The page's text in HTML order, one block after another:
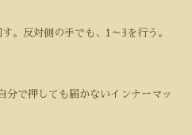
す。反対側の手でも、 1 ～3 を行う。
分で押しても届かないインナーマッ